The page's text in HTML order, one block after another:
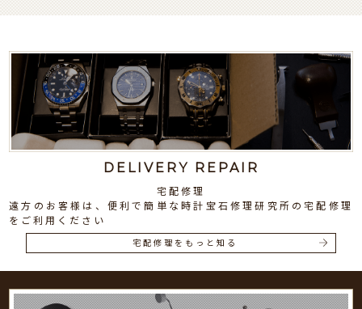
DELIVERY REPAIR
宅配修理
遠方のお客様は、便利で簡単な時計宝石修理研究所の宅配修理
をご利用ください
宅配修理をもっと知る